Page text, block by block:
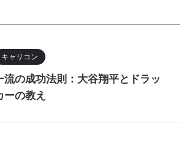
キャリコン
流の成功法則：大谷翔平とドラッ
ーの教え